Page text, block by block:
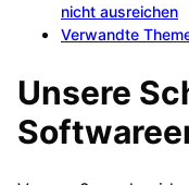
nicht ausreichen
Verwandte
Unsere